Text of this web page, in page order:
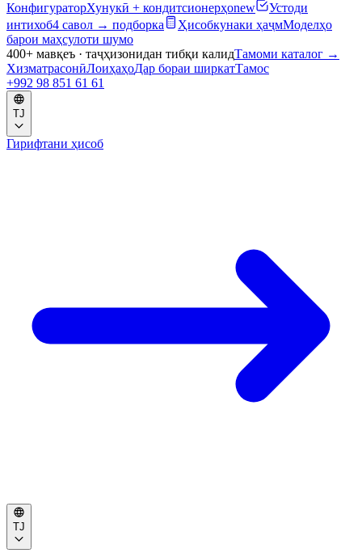
КонфигураторХунукӣ + кондитсионерҳоnew
Устоди
интихоб4 савол → подборка Ҳисобкунаки ҳаҷмМоделҳо
барои маҳсулоти шумо
400+ мавқеъ · таҷҳизонидан тибқи калидТамоми каталог →
ХизматрасонӣЛоиҳаҳоДар бораи ширкатТамос
+992 98 851 61 61
TJ
Гирифтани ҳисоб
TJ